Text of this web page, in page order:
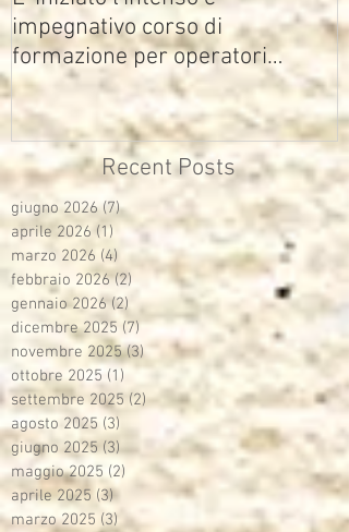
impegnativo corso di
formazione per operatori
multimediali Avisco
Recent Posts
giugno 2026 (7)7 post
aprile 2026 (1) 1 post
marzo 2026 (4) 4 post
febbraio 2026 (2) 2 post
gennaio 2026 (2) 2 post
dicembre 2025 (7)7 post
novembre 2025 (3) 3 post
ottobre 2025 (1)
settembre 2025 (2)2 post
agosto 2025 (3)
giugno 2025 (3)3 post
maggio 2025 (2) 2 post
aprile 2025 (3)3 post
marzo 2025 (3) 3 post